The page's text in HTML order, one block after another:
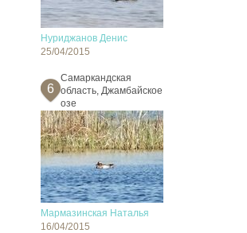
Нуриджанов Денис
25/04/2015
6
Cамаркандская
область, Джамбайское
озе
Мармазинская Наталья
16/04/2015